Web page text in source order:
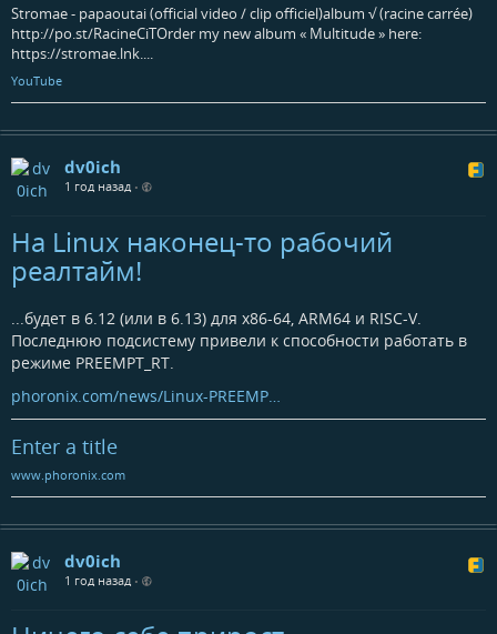
Stromae - papaoutai (official video / clip officiel)album √ (racine carrée)
http://po.st/RacineCiTOrder my new album « Multitude » here:
https://stromae.lnk....
YouTube
dv0ich
1 год назад •
На Linux наконец-то рабочий
реалтайм!
...будет в 6.12 (или в 6.13) для x86-64, ARM64 и RISC-V.
Последнюю подсистему привели к способности работать в
режиме PREEMPT_RT.
phoronix.com/news/Linux-PREEMP…
Enter a title
www.phoronix.com
dv0ich
1 год назад •